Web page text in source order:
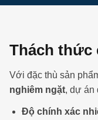
Thách thức
Với đặc thù sản
nghiêm ngặt, dự án
Độ chính xác